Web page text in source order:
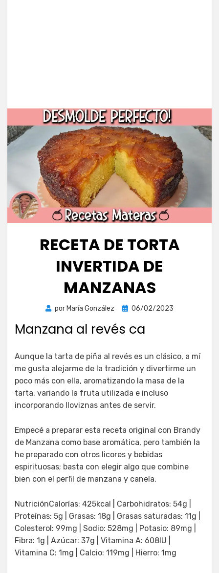
RECETA DE TORTA
INVERTIDA DE
MANZANAS
por María González
Publicada
06/02/2023
Manzana al revés ca
Aunque la tarta de piña al revés es un clásico, a mí
me gusta alejarme de la tradición y divertirme un
poco más con ella, aromatizando la masa de la
tarta, variando la fruta utilizada e incluso
incorporando lloviznas antes de servir.
Empecé a preparar esta receta original con Brandy
de Manzana como base aromática, pero también la
he preparado con otros licores y bebidas
espirituosas; basta con elegir algo que combine
bien con el perfil de manzana y canela.
NutriciónCalorías: 425kcal | Carbohidratos: 54g |
Proteínas: 5g | Grasas: 18g | Grasas saturadas: 11g |
Colesterol: 99mg | Sodio: 528mg | Potasio: 89mg |
Fibra: 1g | Azúcar: 37g | Vitamina A: 608IU |
Vitamina C: 1mg | Calcio: 119mg | Hierro: 1mg